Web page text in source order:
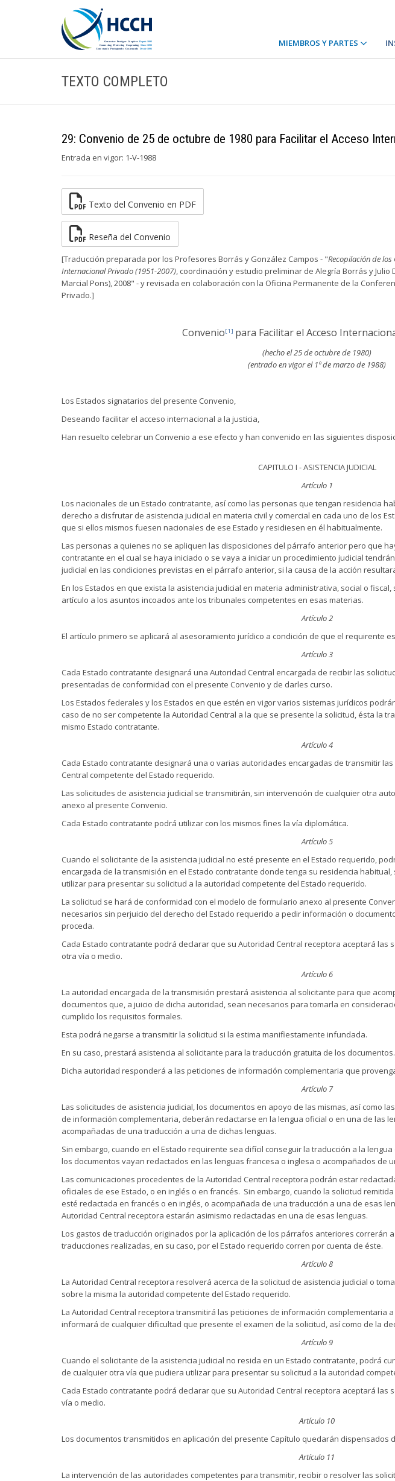
MIEMBROS Y PARTES
TEXTO COMPLETO
29: Convenio de 25 de octubre de 1980 para Facilitar el Acceso
Entrada en vigor: 1-V-1988
Texto del Convenio en PDF
Reseña del Convenio
[Traducción preparada por los Profesores Borrás y González Campos - "Recopilación de los
Internacional Privado (1951-2007), coordinación y estudio preliminar de Alegría Borrás y Julio
Marcial Pons), 2008" - y revisada en colaboración con la Oficina Permanente de la
Privado.]
Convenio[1] para Facilitar el Acceso
(hecho el 25 de octubre de 1980)
(entrado en vigor el 1º de marzo de 1988)
Los Estados signatarios del presente Convenio,
Deseando facilitar el acceso internacional a la justicia,
Han resuelto celebrar un Convenio a ese efecto y han convenido en las siguientes
CAPITULO I - ASISTENCIA JUDICIAL
Artículo 1
Los nacionales de un Estado contratante, así como las personas que tengan residencia
derecho a disfrutar de asistencia judicial en materia civil y comercial en cada uno de los
que si ellos mismos fuesen nacionales de ese Estado y residiesen en él habitualmente.
Las personas a quienes no se apliquen las disposiciones del párrafo anterior pero que
contratante en el cual se haya iniciado o se vaya a iniciar un procedimiento judicial
judicial en las condiciones previstas en el párrafo anterior, si la causa de la acción
En los Estados en que exista la asistencia judicial en materia administrativa, social o
artículo a los asuntos incoados ante los tribunales competentes en esas materias.
Artículo 2
El artículo primero se aplicará al asesoramiento jurídico a condición de que el requirente
Artículo 3
Cada Estado contratante designará una Autoridad Central encargada de recibir las
presentadas de conformidad con el presente Convenio y de darles curso.
Los Estados federales y los Estados en que estén en vigor varios sistemas jurídicos
caso de no ser competente la Autoridad Central a la que se presente la solicitud, ésta la
mismo Estado contratante.
Artículo 4
Cada Estado contratante designará una o varias autoridades encargadas de transmitir
Central competente del Estado requerido.
Las solicitudes de asistencia judicial se transmitirán, sin intervención de cualquier otra
anexo al presente Convenio.
Cada Estado contratante podrá utilizar con los mismos fines la vía diplomática.
Artículo 5
Cuando el solicitante de la asistencia judicial no esté presente en el Estado requerido,
encargada de la transmisión en el Estado contratante donde tenga su residencia
utilizar para presentar su solicitud a la autoridad competente del Estado requerido.
La solicitud se hará de conformidad con el modelo de formulario anexo al presente
necesarios sin perjuicio del derecho del Estado requerido a pedir información o
proceda.
Cada Estado contratante podrá declarar que su Autoridad Central receptora aceptará las
otra vía o medio.
Artículo 6
La autoridad encargada de la transmisión prestará asistencia al solicitante para que
documentos que, a juicio de dicha autoridad, sean necesarios para tomarla en
cumplido los requisitos formales.
Esta podrá negarse a transmitir la solicitud si la estima manifiestamente infundada.
En su caso, prestará asistencia al solicitante para la traducción gratuita de los documentos.
Dicha autoridad responderá a las peticiones de información complementaria que
Artículo 7
Las solicitudes de asistencia judicial, los documentos en apoyo de las mismas, así como
de información complementaria, deberán redactarse en la lengua oficial o en una de las
acompañadas de una traducción a una de dichas lenguas.
Sin embargo, cuando en el Estado requirente sea difícil conseguir la traducción a la
los documentos vayan redactados en las lenguas francesa o inglesa o acompañados de
Las comunicaciones procedentes de la Autoridad Central receptora podrán estar
oficiales de ese Estado, o en inglés o en francés. Sin embargo, cuando la solicitud
esté redactada en francés o en inglés, o acompañada de una traducción a una de esas
Autoridad Central receptora estarán asimismo redactadas en una de esas lenguas.
Los gastos de traducción originados por la aplicación de los párrafos anteriores correrán
traducciones realizadas, en su caso, por el Estado requerido corren por cuenta de éste.
Artículo 8
La Autoridad Central receptora resolverá acerca de la solicitud de asistencia judicial o
sobre la misma la autoridad competente del Estado requerido.
La Autoridad Central receptora transmitirá las peticiones de información complementaria
informará de cualquier dificultad que presente el examen de la solicitud, así como de la
Artículo 9
Cuando el solicitante de la asistencia judicial no resida en un Estado contratante, podrá
de cualquier otra vía que pudiera utilizar para presentar su solicitud a la autoridad
Cada Estado contratante podrá declarar que su Autoridad Central receptora aceptará
vía o medio.
Artículo 10
Los documentos transmitidos en aplicación del presente Capítulo quedarán dispensados
Artículo 11
La intervención de las autoridades competentes para transmitir, recibir o resolver las